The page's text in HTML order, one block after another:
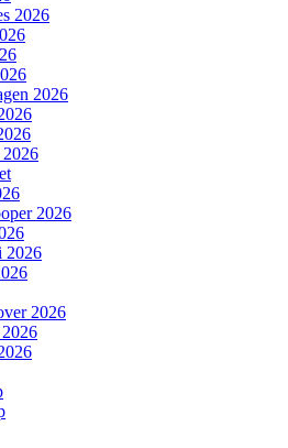
2026
2026
2026
2026
2026
2026